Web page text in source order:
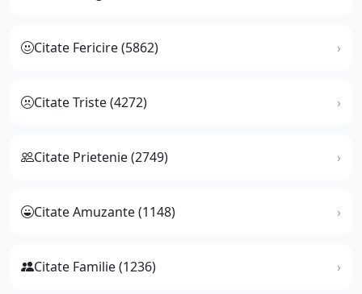
Citate Fericire (5862)
Citate Triste (4272)
Citate Prietenie (2749)
Citate Amuzante (1148)
Citate Familie (1236)